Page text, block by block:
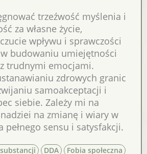
trzeźwość myślenia i
za własne życie,
wpływu i sprawczości
budowaniu umiejętności
trudnymi emocjami.
zdrowych granic
samoakceptacji i
siebie. Zależy mi na
na zmianę i wiary w
pełnego sensu i satysfakcji.
DDA Fobia społeczna